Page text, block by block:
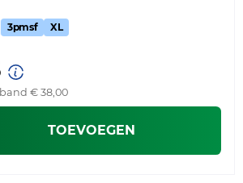
3pmsf XL
€ 38,00
TOEVOEGEN